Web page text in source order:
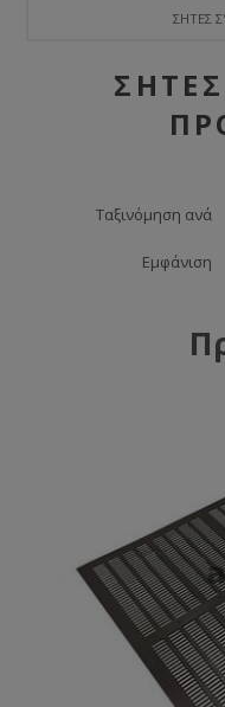
ΣΉΤΕΣ
Ταξινόμηση ανά
Εμφάνιση